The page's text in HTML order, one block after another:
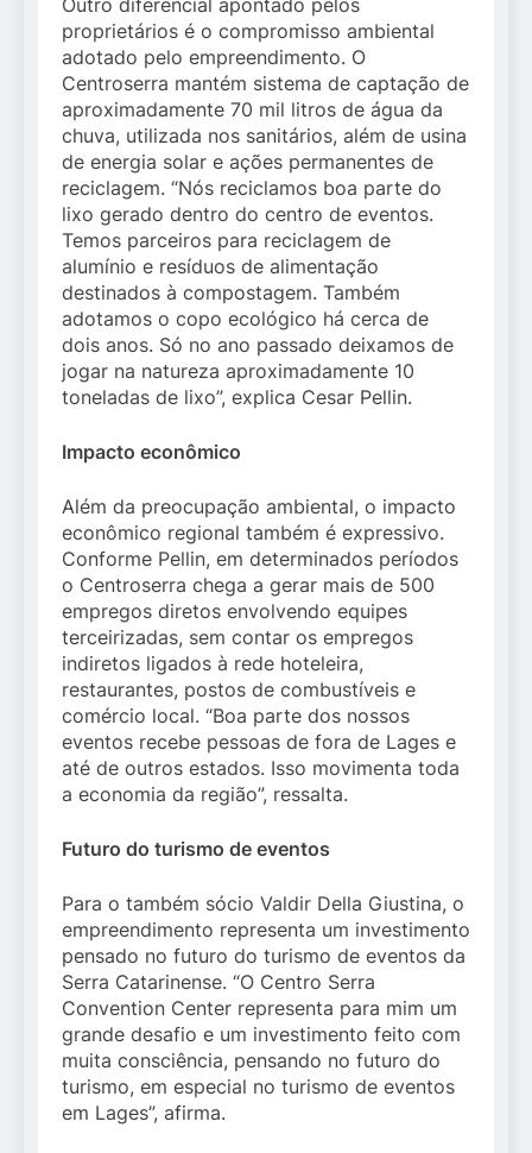
proprietários é o compromisso ambiental
adotado pelo empreendimento. O
Centroserra mantém sistema de captação de
aproximadamente 70 mil litros de água da
chuva, utilizada nos sanitários, além de usina
de energia solar e ações permanentes de
reciclagem. “Nós reciclamos boa parte do
lixo gerado dentro do centro de eventos.
Temos parceiros para reciclagem de
alumínio e resíduos de alimentação
destinados à compostagem. Também
adotamos o copo ecológico há cerca de
dois anos. Só no ano passado deixamos de
jogar na natureza aproximadamente 10
toneladas de lixo”, explica Cesar Pellin.
Impacto econômico
Além da preocupação ambiental, o impacto
econômico regional também é expressivo.
Conforme Pellin, em determinados períodos
o Centroserra chega a gerar mais de 500
empregos diretos envolvendo equipes
terceirizadas, sem contar os empregos
indiretos ligados à rede hoteleira,
restaurantes, postos de combustíveis e
comércio local. “Boa parte dos nossos
eventos recebe pessoas de fora de Lages e
até de outros estados. Isso movimenta toda
a economia da região”, ressalta.
Futuro do turismo de eventos
Para o também sócio Valdir Della Giustina, o
empreendimento representa um investimento
pensado no futuro do turismo de eventos da
Serra Catarinense. “O Centro Serra
Convention Center representa para mim um
grande desafio e um investimento feito com
muita consciência, pensando no futuro do
turismo, em especial no turismo de eventos
em Lages”, afirma.